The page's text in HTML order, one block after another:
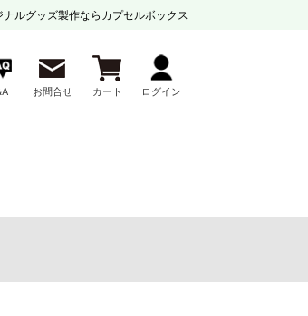
ナルグッズ製作ならカプセルボックス
お問合せ カート ログイン